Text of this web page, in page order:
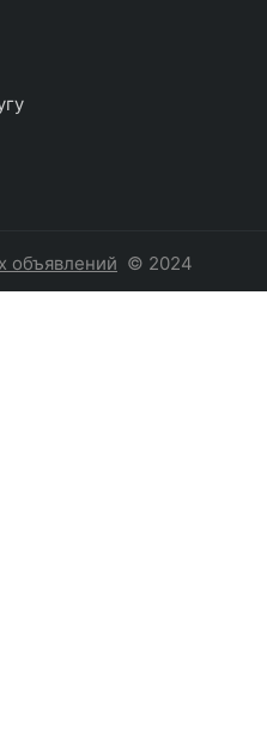
объявлений © 2024